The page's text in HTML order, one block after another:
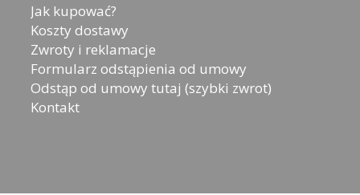
Jak kupować?
Koszty dostawy
Zwroty i reklamacje
Formularz odstąpienia od umowy
Odstąp od umowy tutaj (szybki zwrot)
Kontakt